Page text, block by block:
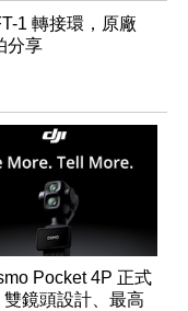
1 轉接環，原廠
分享
Pocket 4P 正式
雙鏡頭設計、最高